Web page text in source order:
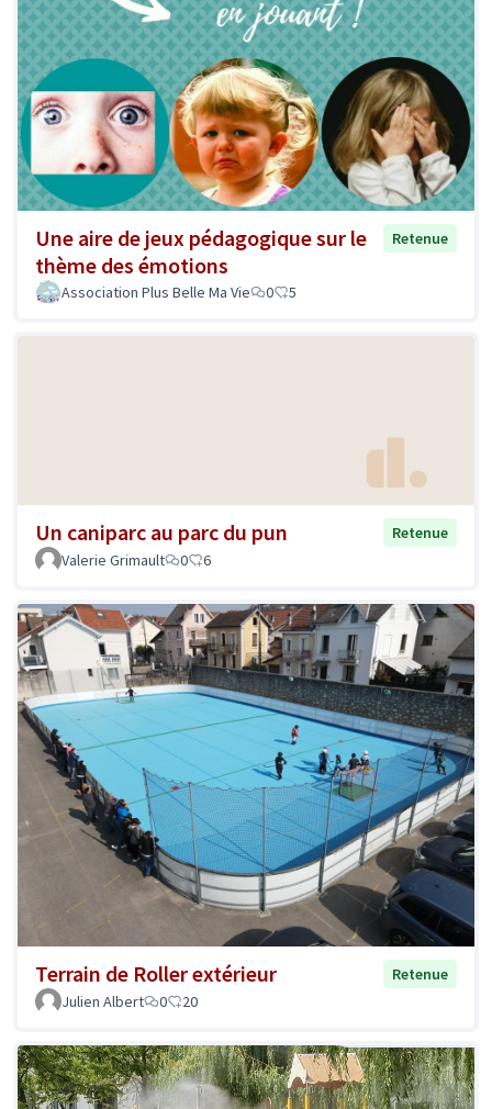
Une aire de jeux pédagogique sur le
thème des émotions
Retenue
Association Plus Belle Ma Vie 0 5
Un caniparc au parc du pun
Retenue
Valerie Grimault
0 6
Terrain de Roller extérieur
Retenue
Julien Albert
0 20